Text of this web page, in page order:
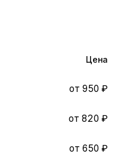
Цена
от 950 ₽
от 820 ₽
от 650 ₽